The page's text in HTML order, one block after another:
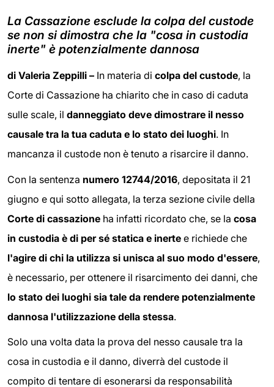
La Cassazione esclude la colpa del custode
se non si dimostra che la "cosa in custodia
inerte" è potenzialmente dannosa
di Valeria Zeppilli – In materia di colpa del custode, la
Corte di Cassazione ha chiarito che in caso di caduta
sulle scale, il danneggiato deve dimostrare il nesso
causale tra la tua caduta e lo stato dei luoghi. In
mancanza il custode non è tenuto a risarcire il danno.
Con la sentenza numero 12744/2016, depositata il 21
giugno e qui sotto allegata, la terza sezione civile della
Corte di cassazione ha infatti ricordato che, se la cosa
in custodia è di per sé statica e inerte e richiede che
l'agire di chi la utilizza si unisca al suo modo d'essere,
è necessario, per ottenere il risarcimento dei danni, che
lo stato dei luoghi sia tale da rendere potenzialmente
dannosa l'utilizzazione della stessa.
Solo una volta data la prova del nesso causale tra la
cosa in custodia e il danno, diverrà del custode il
compito di tentare di esonerarsi da responsabilità